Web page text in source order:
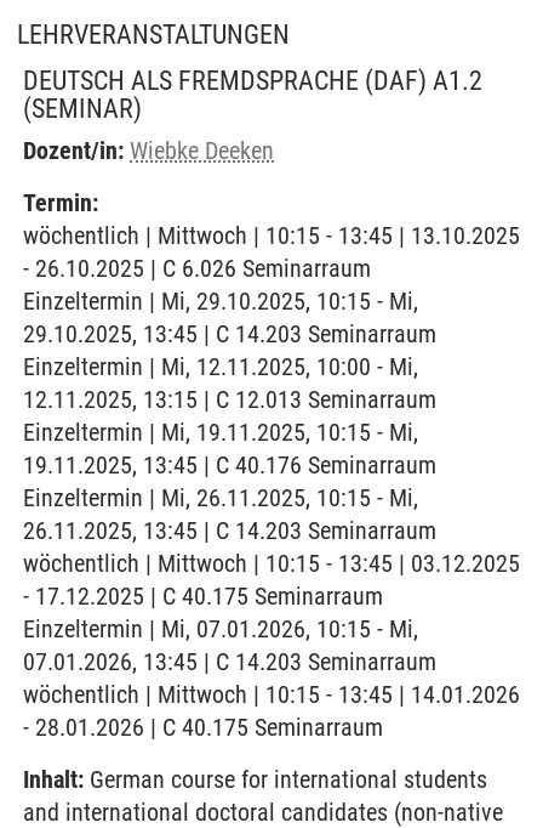
LEHRVERANSTALTUNGEN
DEUTSCH ALS FREMDSPRACHE (DAF) A1.2
(SEMINAR)
Dozent/in: Wiebke Deeken
Termin:
wöchentlich | Mittwoch | 10:15 - 13:45 | 13.10.2025
- 26.10.2025 | C 6.026 Seminarraum
Einzeltermin | Mi, 29.10.2025, 10:15 - Mi,
29.10.2025, 13:45 | C 14.203 Seminarraum
Einzeltermin | Mi, 12.11.2025, 10:00 - Mi,
12.11.2025, 13:15 | C 12.013 Seminarraum
Einzeltermin | Mi, 19.11.2025, 10:15 - Mi,
19.11.2025, 13:45 | C 40.176 Seminarraum
Einzeltermin | Mi, 26.11.2025, 10:15 - Mi,
26.11.2025, 13:45 | C 14.203 Seminarraum
wöchentlich | Mittwoch | 10:15 - 13:45 | 03.12.2025
- 17.12.2025 | C 40.175 Seminarraum
Einzeltermin | Mi, 07.01.2026, 10:15 - Mi,
07.01.2026, 13:45 | C 14.203 Seminarraum
wöchentlich | Mittwoch | 10:15 - 13:45 | 14.01.2026
- 28.01.2026 | C 40.175 Seminarraum
Inhalt: German course for international students
and international doctoral candidates (non-native